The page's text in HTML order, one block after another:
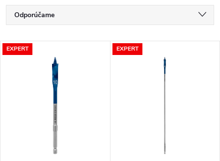
R
a
Odporúčame
Najdrahšie
Najpredávanejšie
V
EXPERT EXPERT